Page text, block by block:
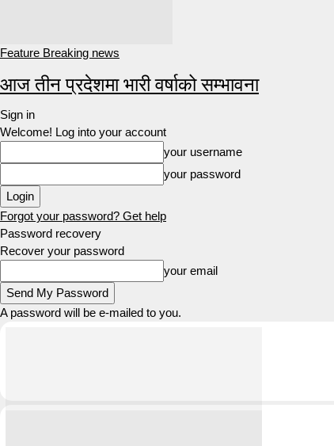
Feature Breaking news
आज तीन प्रदेशमा भारी वर्षाको सम्भावना
Sign in
Welcome! Log into your account
your username
your password
Forgot your password? Get help
Password recovery
Recover your password
your email
A password will be e-mailed to you.